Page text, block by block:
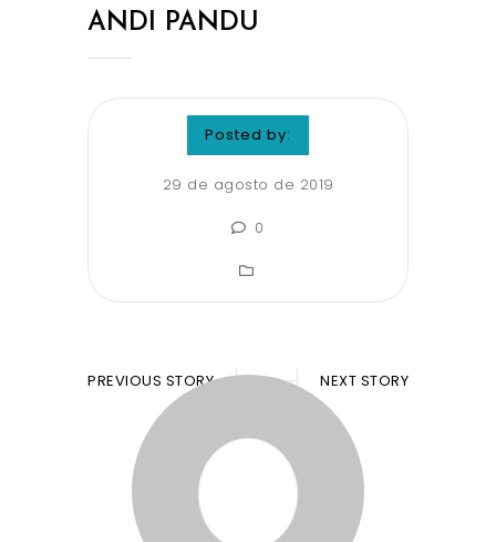
ANDI PANDU
Posted by:
29 de agosto de 2019
0
PREVIOUS STORY NEXT STORY